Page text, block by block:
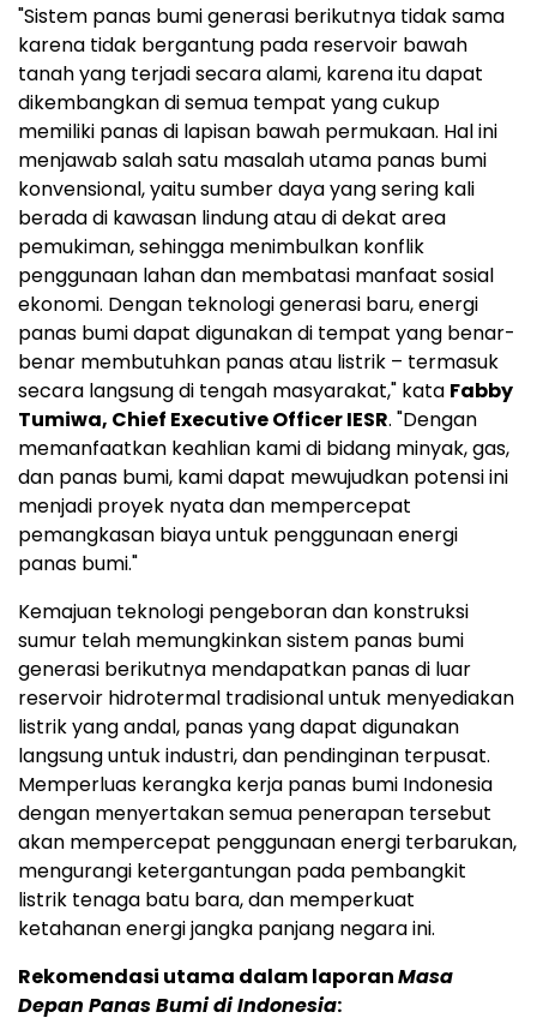
"Sistem panas bumi generasi berikutnya tidak sama
karena tidak bergantung pada reservoir bawah
tanah yang terjadi secara alami, karena itu dapat
dikembangkan di semua tempat yang cukup
memiliki panas di lapisan bawah permukaan. Hal ini
menjawab salah satu masalah utama panas bumi
konvensional, yaitu sumber daya yang sering kali
berada di kawasan lindung atau di dekat area
pemukiman, sehingga menimbulkan konflik
penggunaan lahan dan membatasi manfaat sosial
ekonomi. Dengan teknologi generasi baru, energi
panas bumi dapat digunakan di tempat yang benar-
benar membutuhkan panas atau listrik – termasuk
secara langsung di tengah masyarakat," kata Fabby
Tumiwa, Chief Executive Officer IESR. "Dengan
memanfaatkan keahlian kami di bidang minyak, gas,
dan panas bumi, kami dapat mewujudkan potensi ini
menjadi proyek nyata dan mempercepat
pemangkasan biaya untuk penggunaan energi
panas bumi."
Kemajuan teknologi pengeboran dan konstruksi
sumur telah memungkinkan sistem panas bumi
generasi berikutnya mendapatkan panas di luar
reservoir hidrotermal tradisional untuk menyediakan
listrik yang andal, panas yang dapat digunakan
langsung untuk industri, dan pendinginan terpusat.
Memperluas kerangka kerja panas bumi Indonesia
dengan menyertakan semua penerapan tersebut
akan mempercepat penggunaan energi terbarukan,
mengurangi ketergantungan pada pembangkit
listrik tenaga batu bara, dan memperkuat
ketahanan energi jangka panjang negara ini.
Rekomendasi utama dalam laporanMasa
Depan Panas Bumi diIndonesia: